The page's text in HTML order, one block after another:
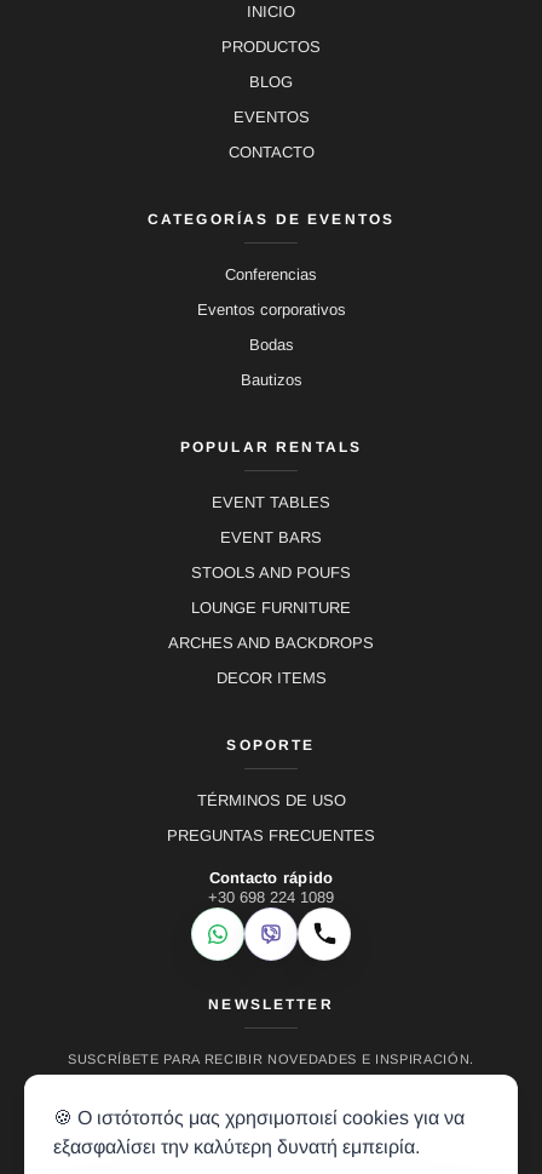
INICIO
PRODUCTOS
BLOG
EVENTOS
CONTACTO
CATEGORÍAS DE EVENTOS
Conferencias
Eventos corporativos
Bodas
Bautizos
POPULAR RENTALS
EVENT TABLES
EVENT BARS
STOOLS AND POUFS
LOUNGE FURNITURE
ARCHES AND BACKDROPS
DECOR ITEMS
SOPORTE
TÉRMINOS DE USO
PREGUNTAS FRECUENTES
Contacto rápido
+30 698 224 1089
WhatsApp
Viber Llamar
NEWSLETTER
SUSCRÍBETE PARA RECIBIR NOVEDADES E INSPIRACIÓN.
🍪 Ο ιστότοπός μας χρησιμοποιεί cookies για να
εξασφαλίσει την καλύτερη δυνατή εμπειρία.